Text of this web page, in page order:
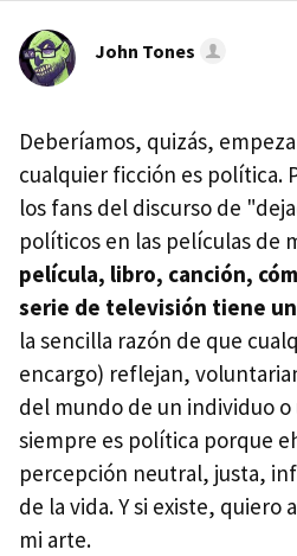
John Tones
Deberíamos, quizás,
cualquier ficción es política.
los fans del discurso de
políticos en las películas de
película, libro, canción,
serie de televisión tiene
la sencilla razón de que
encargo) reflejan,
del mundo de un individuo o
siempre es política porque
percepción neutral, justa,
de la vida. Y si existe, quiero
mi arte.